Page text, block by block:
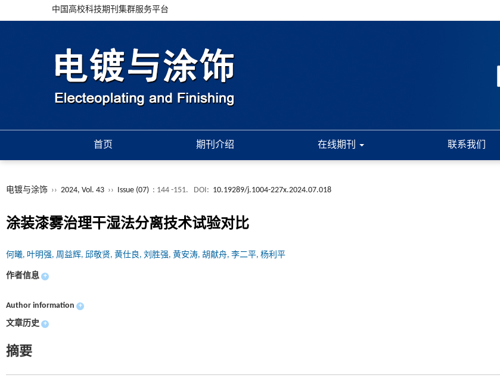
中国高校科技期刊集群服务平台
首页 期刊介绍 在线期刊 联系我们
电镀与涂饰 ›› 2024, Vol. 43 ›› Issue (07) : 144 -151. DOI: 10.19289/j.1004-227x.2024.07.018
涂装漆雾治理干湿法分离技术试验对比
何曦, 叶明强, 周益辉, 邱敬贤, 黄仕良, 刘胜强, 黄安涛, 胡献舟, 李二平, 杨利平
作者信息 +
Author information +
文章历史 +
摘要